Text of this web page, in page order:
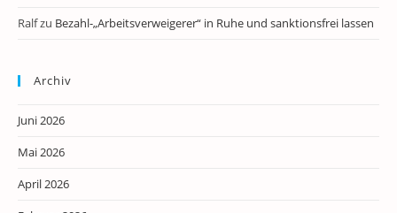
Ralfzu Bezahl-„Arbeitsverweigerer“ in Ruhe und sanktionsfrei lassen
Archiv
Juni 2026
Mai 2026
April 2026